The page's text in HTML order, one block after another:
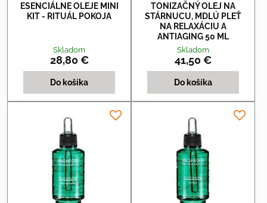
ESENCIÁLNE OLEJE MINI
KIT - RITUÁL POKOJA
Skladom
28,80 €
Do košíka
TONIZAČNÝ OLEJ NA
STÁRNUCU, MDLÚ PLEŤ
NA RELAXÁCIU A
ANTIAGING 50 ML
Skladom
41,50 €
Do košíka